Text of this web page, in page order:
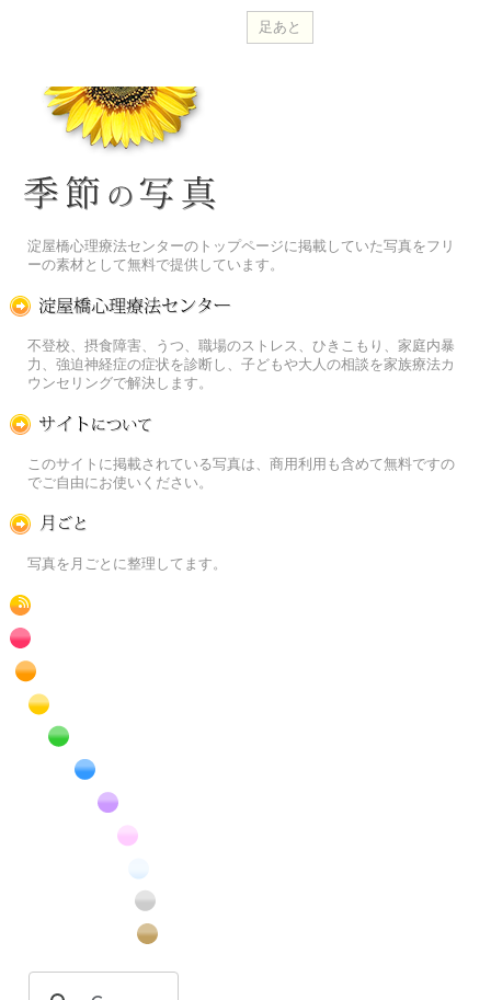
淀屋橋心理療法センターのトップページに掲載していた写真をフリ
ーの素材として無料で提供しています。
不登校、摂食障害、うつ、職場のストレス、ひきこもり、家庭内暴
力、強迫神経症の症状を診断し、子どもや大人の相談を家族療法カ
ウンセリングで解決します。
このサイトに掲載されている写真は、商用利用も含めて無料ですの
でご自由にお使いください。
写真を月ごとに整理してます。
RSS
赤色の花のフリー写真素材
橙色の花のフリー写真素材
黄色の花のフリー写真素材
緑色の花のフリー写真素材
青色の花のフリー写真素材
紫色の花のフリー写真素材
白色の花のフリー写真素材
昆虫のフリー写真素材